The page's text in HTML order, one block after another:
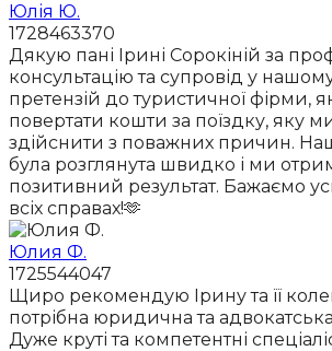
Юлія Ю.
1728463370
Дякую пані Ірині Сорокіній за
консультацію та супровід у
претензій до туристичної фірми,
повертати кошти за поїздку, яку
здійснити з поважних причин.
була розглянута швидко і ми
позитивний результат. Бажаємо
всіх справах!🫶
Юлия Ф.
1725544047
Щиро рекомендую Ірину та її
потрібна юридична та
Дуже круті та компетентні